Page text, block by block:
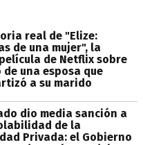
real de "Elize:
de una mujer", la
de Netflix sobre
de una esposa que
a su marido
dio media sanción a
de la
Privada: el Gobierno